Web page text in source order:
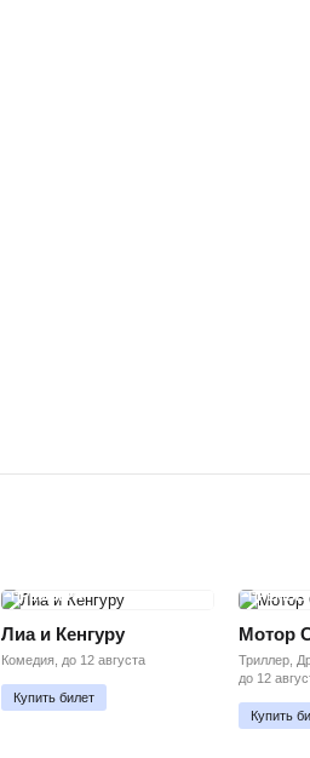
ПРЕМЬЕРА
Лиа и Кенгуру
Комедия, до 12 августа
Купить билет
Мотор
Триллер,
до 12
Купить